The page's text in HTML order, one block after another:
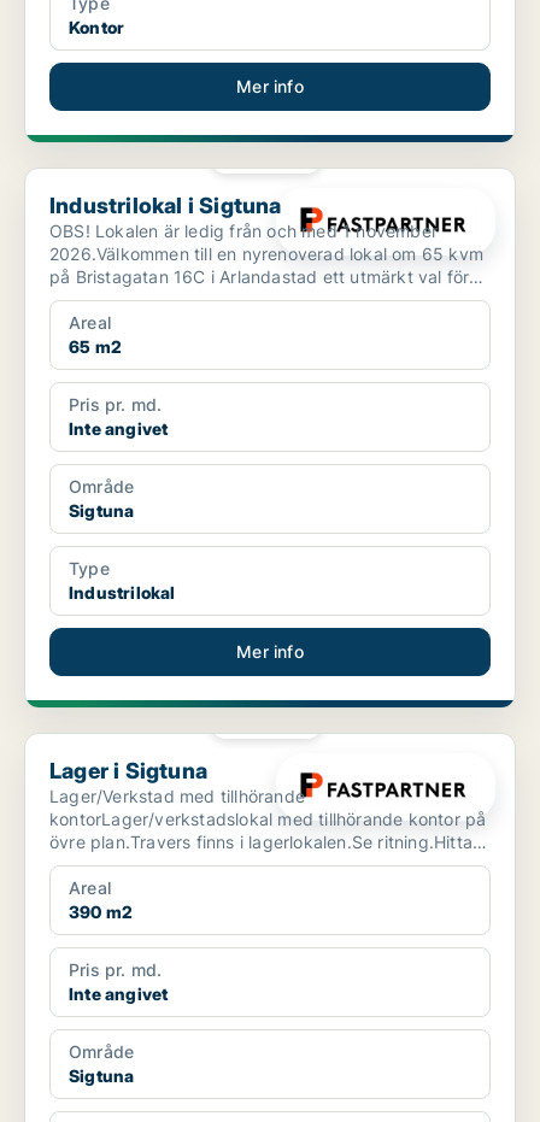
Kontor
Mer info
Industrilokal i Sigtuna
Industrilokal i Sigtuna
OBS! Lokalen är ledig från och med 1 november
2026.Välkommen till en nyrenoverad lokal om 65 kvm
på Bristagatan 16C i Arlandastad ett utmärkt val för
dig som...
Areal
65 m2
Pris pr. md.
Inte angivet
Område
Sigtuna
Type
Industrilokal
Mer info
Lager i Sigtuna
Lager i Sigtuna
Lager/Verkstad med tillhörande
kontorLager/verkstadslokal med tillhörande kontor på
övre plan.Travers finns i lagerlokalen.Se ritning.Hitta
hit med SLFastPar...
Areal
390 m2
Pris pr. md.
Inte angivet
Område
Sigtuna